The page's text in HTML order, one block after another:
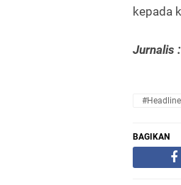
kepada
Jurnalis
#Headline
BAGIKAN